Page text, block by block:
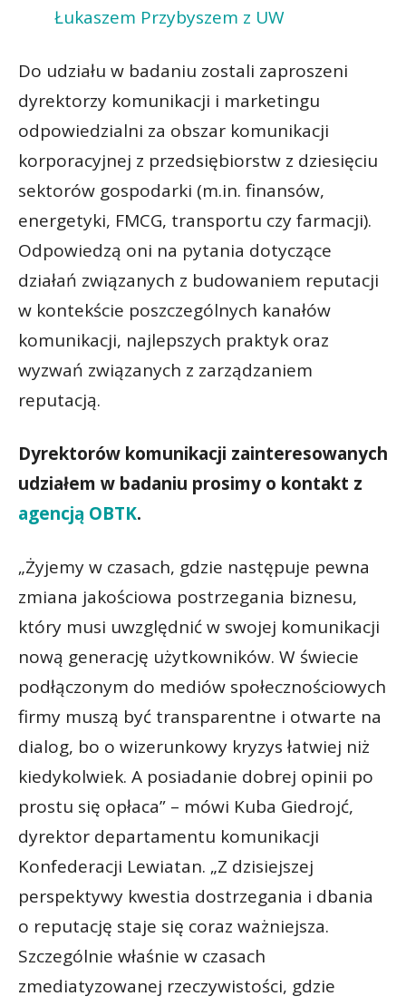
Łukaszem Przybyszem z UW
Do udziału w badaniu zostali zaproszeni
dyrektorzy komunikacji i marketingu
odpowiedzialni za obszar komunikacji
korporacyjnej z przedsiębiorstw z dziesięciu
sektorów gospodarki (m.in. finansów,
energetyki, FMCG, transportu czy farmacji).
Odpowiedzą oni na pytania dotyczące
działań związanych z budowaniem reputacji
w kontekście poszczególnych kanałów
komunikacji, najlepszych praktyk oraz
wyzwań związanych z zarządzaniem
reputacją.
Dyrektorów komunikacji zainteresowanych
udziałem w badaniu prosimy o kontakt z
agencją OBTK.
„Żyjemy w czasach, gdzie następuje pewna
zmiana jakościowa postrzegania biznesu,
który musi uwzględnić w swojej komunikacji
nową generację użytkowników. W świecie
podłączonym do mediów społecznościowych
firmy muszą być transparentne i otwarte na
dialog, bo o wizerunkowy kryzys łatwiej niż
kiedykolwiek. A posiadanie dobrej opinii po
prostu się opłaca” – mówi Kuba Giedrojć,
dyrektor departamentu komunikacji
Konfederacji Lewiatan. „Z dzisiejszej
perspektywy kwestia dostrzegania i dbania
o reputację staje się coraz ważniejsza.
Szczególnie właśnie w czasach
zmediatyzowanej rzeczywistości, gdzie